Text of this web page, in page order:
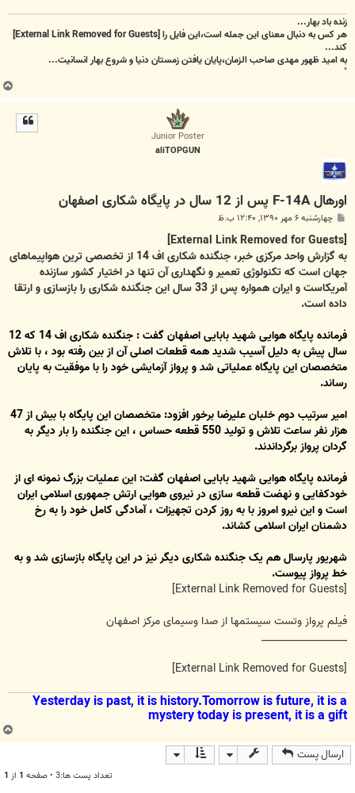
زنده باد بهار...
هر کس به دنبال معنای این جمله است،این فایل را[External Link Removed for Guests]
کند...
به امید ظهور مهدی صاحب الزمان،پایان یافتن زمستان دنیا و شروع بهار انسانیت...
"
Junior Poster
aliTOPGUN
اورهال F-14A پس از 12 سال در پایگاه شکاری اصفهان
س
ت
چهارشنبه ۶ مهر ۱۳۹۰, ۱۲:۴۰ ب.ظ
[External Link Removed for Guests]
به گزارش واحد مرکزی خبر، جنگنده شکاری اف 14 از تخصصی ترین هواپیماهای
جهان است که تکنولوژی تعمیر و نگهداری آن تنها در اختیار کشور سازنده
آمریکاست و ایران همواره پس از 33 سال این جنگنده شکاری را بازسازی و ارتقا
داده است.
فرمانده پایگاه هوایی شهید بابایی اصفهان گفت : جنگنده شکاری اف 14 که 12
سال پیش به دلیل آسیب شدید همه قطعات اصلی آن از بین رفته بود ، با تلاش
متخصصان این پایگاه عملیاتی شد و پرواز آزمایشی خود را با موفقیت به پایان
رساند.
امیر سرتیب دوم خلبان علیرضا برخور افزود: متخصصان این پایگاه با بیش از 47
هزار نفر ساعت تلاش و تولید 550 قطعه حساس ، این جنگنده را بار دیگر به
گردان پرواز برگرداندند.
فرمانده پایگاه هوایی شهید بابایی اصفهان گفت: این عملیات بزرگ نمونه ای از
خودکفایی و نهضت قطعه سازی در نیروی هوایی ارتش جمهوری اسلامی ایران
است و این نیرو امروز با به روز کردن تجهیزات ، آمادگی کامل خود را به رخ
دشمنان ایران اسلامی کشاند.
شهریور پارسال هم یک جنگنده شکاری دیگر نیز در این پایگاه بازسازی شد و به
خط پرواز پیوست.
[External Link Removed for Guests]
فیلم پرواز وتست سیستمها از صدا وسیمای مرکز اصفهان
__________________
[External Link Removed for Guests]
Yesterday is past, it is history.Tomorrow is future, it is a
mystery today is present, it is a gift
ارسال پست
تعداد پست ها:3 • صفحه 1 از 1